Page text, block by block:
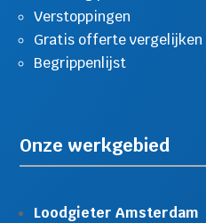
Verstoppingen
Gratis offerte vergelijken
Begrippenlijst
Onze werkgebied
Loodgieter Amsterdam